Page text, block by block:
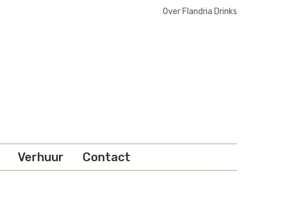
Over Flandria Drinks
Verhuur Contact